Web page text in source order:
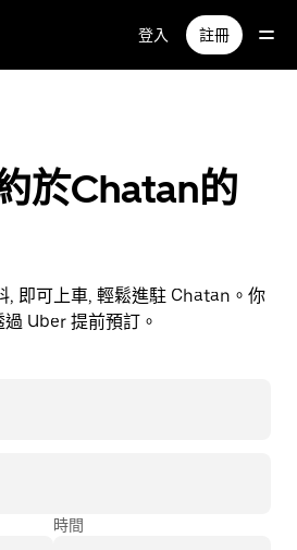
登入 註冊
於Chatan的
, 即可上車, 輕鬆進駐 Chatan。你
Uber 提前預訂。
時間